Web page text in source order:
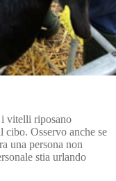
vitelli riposano
cibo. Osservo anche se
una persona non
stia urlando